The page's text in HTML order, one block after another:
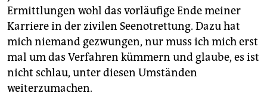
Ermittlungen wohl das vorläufige Ende meiner
Karriere in der zivilen Seenotrettung. Dazu hat
mich niemand gezwungen, nur muss ich mich erst
mal um das Verfahren kümmern und glaube, es ist
nicht schlau, unter diesen Umständen
weiterzumachen.